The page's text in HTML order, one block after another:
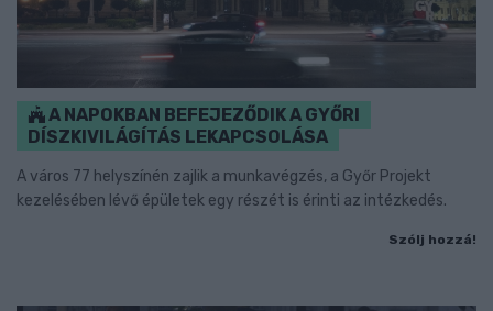
A NAPOKBAN BEFEJEZŐDIK A GYŐRI
DÍSZKIVILÁGÍTÁS LEKAPCSOLÁSA
A város 77 helyszínén zajlik a munkavégzés, a Győr Projekt
kezelésében lévő épületek egy részét is érinti az intézkedés.
Szólj hozzá!